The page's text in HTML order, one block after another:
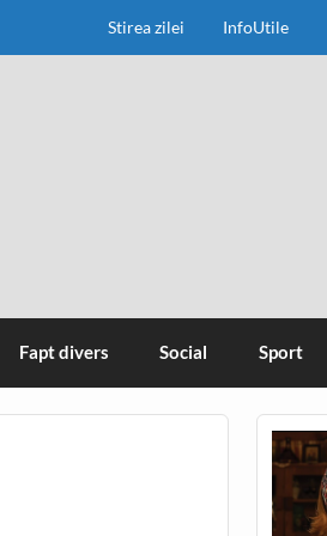
Stirea zilei InfoUtile
Fapt divers Social Sport